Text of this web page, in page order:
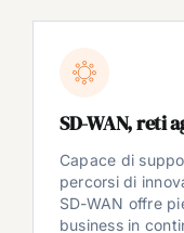
SD-WAN, reti
Capace di
percorsi di
SD-WAN offre
business in